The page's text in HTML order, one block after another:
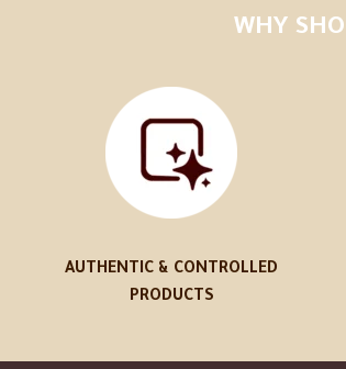
WHY
AUTHENTIC & CONTROLLED
PRODUCTS